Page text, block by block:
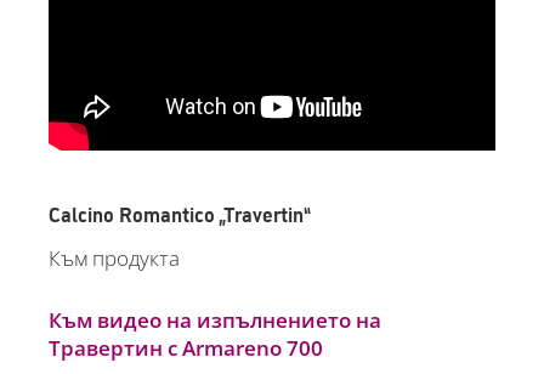
Calcino Romantico „Travertin“
Към продукта
Към видео на изпълнението на
Травертин с Armareno 700